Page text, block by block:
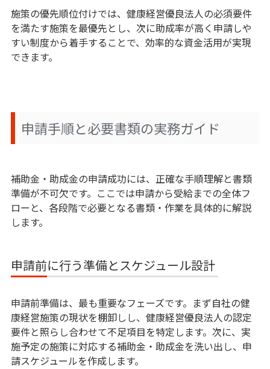
施策の優先順位付けでは、健康経営優良法人の必須要件
を満たす施策を最優先とし、次に助成率が高く申請しや
すい制度から着手することで、効率的な資金活用が実現
できます。
申請手順と必要書類の実務ガイド
補助金・助成金の申請成功には、正確な手順理解と書類
準備が不可欠です。ここでは申請から受給までの全体フ
ローと、各段階で必要となる書類・作業を具体的に解説
します。
申請前に行う準備とスケジュール設計
申請前準備は、最も重要なフェーズです。まず自社の健
康経営施策の現状を棚卸しし、健康経営優良法人の認定
要件と照らし合わせて不足項目を特定します。次に、実
施予定の施策に対応する補助金・助成金を洗い出し、申
請スケジュールを作成します。